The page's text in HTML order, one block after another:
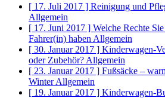
[ 17. Juli 2017 ] Reinigung und
Allgemein
[ 17. Juni 2017 ] Welche Rechte
Fahrer(in) haben Allgemein
[ 30. Januar 2017 ] Kinderwagen-
oder Zubehör? Allgemein
[ 23. Januar 2017 ] Fußsäcke –
WinterAllgemein
[ 19. Januar 2017 ] Kinderwagen-